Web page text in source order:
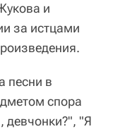
и
за истцами
песни в
спора
девчонки?", "Я